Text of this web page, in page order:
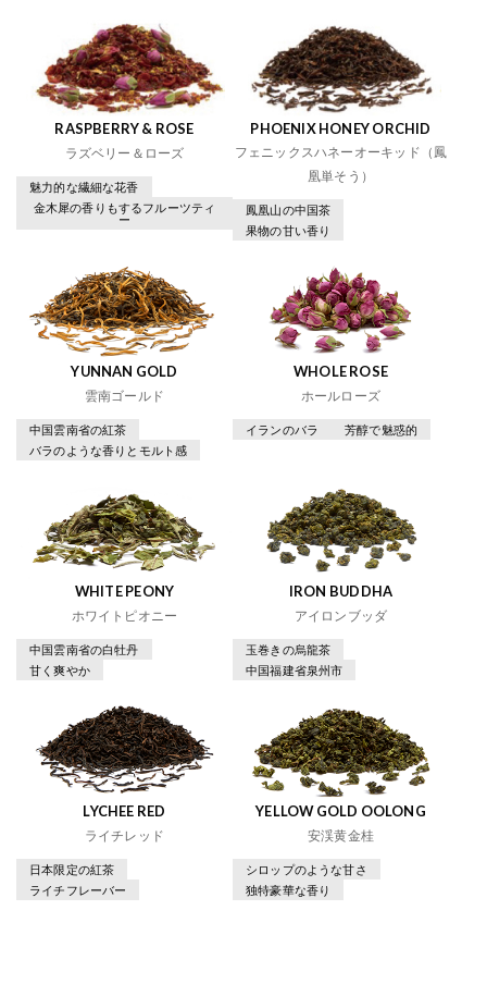
RASPBERRY & ROSE
ラズベリー＆ローズ
魅力的な繊細な花香
金木犀の香りもするフルーツティ
ー
PHOENIX HONEY ORCHID
フェニックスハネーオーキッド（鳳
凰単そう）
鳳凰山の中国茶
果物の甘い香り
YUNNAN GOLD
雲南ゴールド
中国雲南省の紅茶
バラのような香りとモルト感
WHOLE ROSE
ホールローズ
イランのバラ 芳醇で魅惑的
WHITE PEONY
ホワイトピオニー
中国雲南省の白牡丹
甘く爽やか
IRON BUDDHA
アイロンブッダ
玉巻きの烏龍茶
中国福建省泉州市
LYCHEE RED
ライチレッド
日本限定の紅茶
ライチフレーバー
YELLOW GOLD OOLONG
安渓黄金桂
シロップのような甘さ
独特豪華な香り